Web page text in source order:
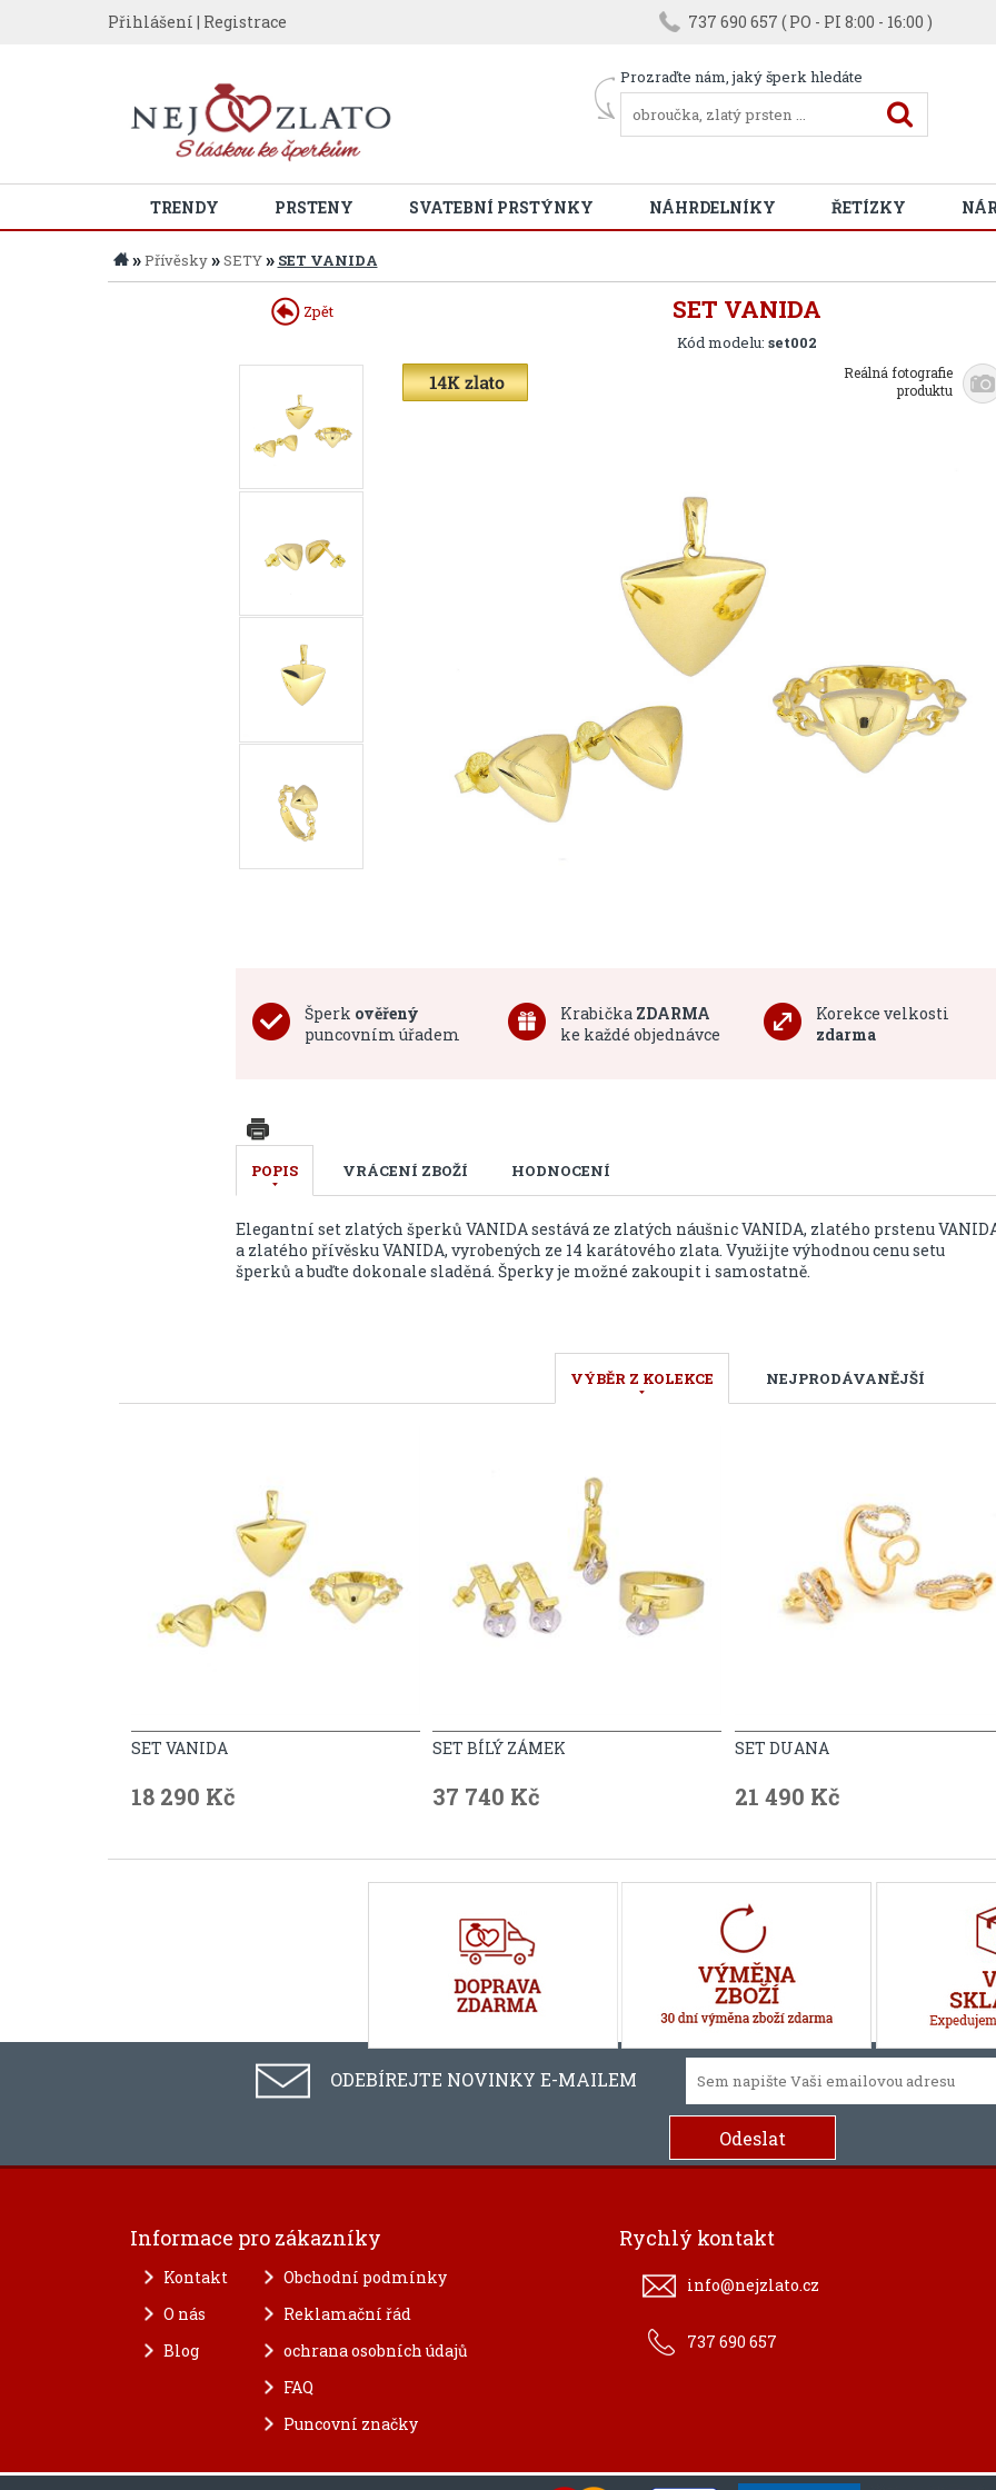
Přihlášení | Registrace 737 690 657 ( PO - PI 8:00 - 16:00 )
Prozraďte nám, jaký šperk hledáte
TRENDY PRSTENY SVATEBNÍ PRSTÝNKY NÁHRDELNÍKY ŘETÍZKY
»Přívěsky»SETY» SET VANIDA
SET VANIDA
Kód modelu: set002
Zpět
Reálná fotografie
produktu
Šperk ověřený
puncovním úřadem
Krabička ZDARMA
ke každé objednávce
Korekce velkosti
zdarma
POPIS VRÁCENÍ ZBOŽÍ HODNOCENÍ
Elegantní set zlatých šperků VANIDA sestává ze zlatých náušnic VANIDA, zlatého prstenu
a zlatého přívěsku VANIDA, vyrobených ze 14 karátového zlata. Využijte výhodnou cenu setu
šperků a buďte dokonale sladěná. Šperky je možné zakoupit i samostatně.
VÝBĚR Z KOLEKCE NEJPRODÁVANĚJŠÍ
SET VANIDA
18 290 Kč
SET BÍLÝ ZÁMEK
37 740 Kč
SET DUANA
21 490 Kč
ODEBÍREJTE NOVINKY E-MAILEM
Informace pro zákazníky
Kontakt
O nás
Blog
Obchodní podmínky
Reklamační řád
ochrana osobních údajů
FAQ
Puncovní značky
Rychlý kontakt
info@nejzlato.cz
737 690 657